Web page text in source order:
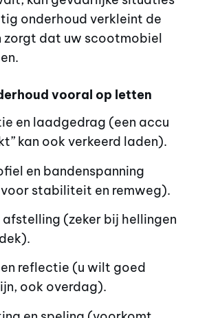
onderhoud verkleint de
zorgt dat uw scootmobiel
vooral op letten
en laadgedrag (een accu
kan ook verkeerd laden).
en bandenspanning
stabiliteit en remweg).
afstelling (zeker bij hellingen
reflectie (u wilt goed
ook overdag).